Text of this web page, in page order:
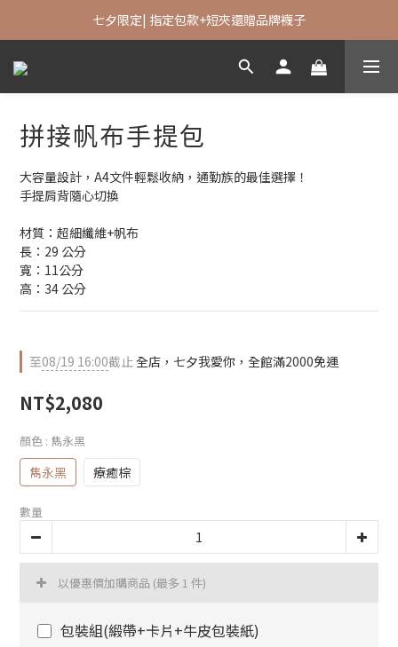
七夕限定| 指定包款+短夾還贈品牌襪子
七夕限定| 指定包款+短夾還贈品牌襪子
全館任選＄2000享免運
拼接帆布手提包
大容量設計，A4文件輕鬆收納，通勤族的最佳選擇！
手提肩背隨心切換
材質：超細纖維+帆布
長：29 公分
寬：11公分
高：34 公分
至08/19 16:00截止全店，七夕我愛你，全館滿2000免運
NT$2,080
顏色 : 雋永黑
雋永黑 療癒棕
數量
以優惠價加購商品 (最多 1 件)
包裝組(緞帶+卡片+牛皮包裝紙)